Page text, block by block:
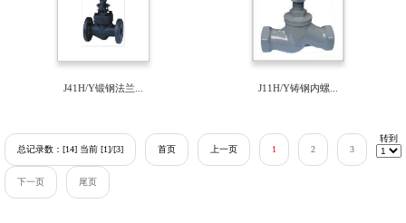
J41H/Y锻钢法兰... J11H/Y铸钢内螺...
总记录数：[14] 当前 [1]/[3] 首页 上一页 1 2 3
下一页 尾页
转到